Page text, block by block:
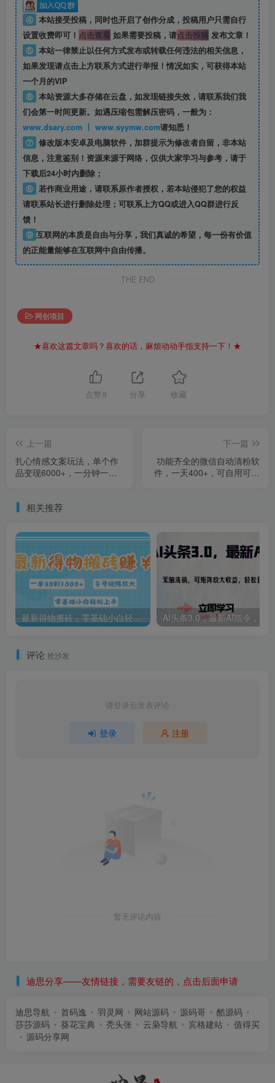
④ 本站接受投稿，同时也开启了创作分成，投稿用户只需自行
设置收费即可！ 点击查看如果需要投稿，请点击投稿发布文章！
⑤ 本站一律禁止以任何方式发布或转载任何违法的相关信息，
如果发现请点击上方联系方式进行举报！情况如实，可获得本站
一个月的VIP
⑥ 本站资源大多存储在云盘，如发现链接失效，请联系我们我
们会第一时间更新。如遇压缩包需解压密码，一般为：
www.dsary.com 丨 www.syymw.com请知悉！
⑦ 修改版本安卓及电脑软件，加群提示为修改者自留， 非本站
信息，注意鉴别！资源来源于网络，仅供大家学习与参考，请于
下载后24小时内删除；
⑧ 若作商业用途，请联系原作者授权，若本站侵犯了您的权益
请联系站长进行删除处理；可联系上方QQ或进入QQ群进行反
馈！
⑨ 互联网的本质是自由与分享，我们真诚的希望，每一份有价值
的正能量能够在互联网中自由传播。
THE END
网创项目
★喜欢这篇文章吗？喜欢的话，麻烦动动手指支持一下！★
点赞 8 分享 收藏
上一篇
扎心情感文案玩法，单个作
品变现6000+，一分钟一条
下一篇
功能齐全的微信自动清粉软
件，一天400+，可自用可变
相关推荐
最新得物搬砖，零基础小白轻松上手，一单30—1000+，操作简单，多号矩阵快速放大变现
评论 抢沙发
请登录后发表评论
登录 注册
暂无评论内容
迪思分享——友情链接，需要友链的，点击后面申请
迪思导航 首码逸 羽灵网 网站源码 源码哥
酷源码
莎莎源码
葵花宝典 秃头张 云枭导航 宾格建站
值得买
源码分享网